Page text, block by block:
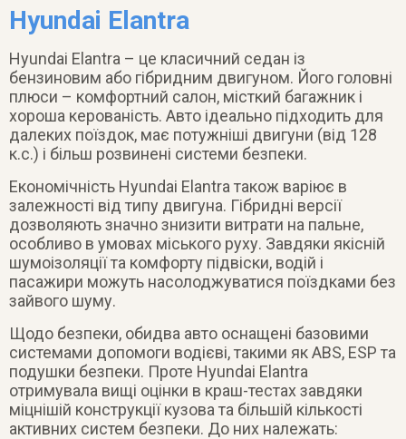
Hyundai Elantra
Hyundai Elantra – це класичний седан із
бензиновим або гібридним двигуном. Його головні
плюси – комфортний салон, місткий багажник і
хороша керованість. Авто ідеально підходить для
далеких поїздок, має потужніші двигуни (від 128
к.с.) і більш розвинені системи безпеки.
Економічність Hyundai Elantra також варіює в
залежності від типу двигуна. Гібридні версії
дозволяють значно знизити витрати на пальне,
особливо в умовах міського руху. Завдяки якісній
шумоізоляції та комфорту підвіски, водій і
пасажири можуть насолоджуватися поїздками без
зайвого шуму.
Щодо безпеки, обидва авто оснащені базовими
системами допомоги водієві, такими як ABS, ESP та
подушки безпеки. Проте Hyundai Elantra
отримувала вищі оцінки в краш-тестах завдяки
міцнішій конструкції кузова та більшій кількості
активних систем безпеки. До них належать: